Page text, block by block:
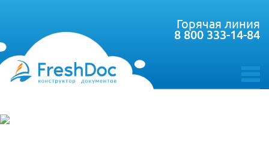
toggle
Горячая линия
8 800 333-14-84